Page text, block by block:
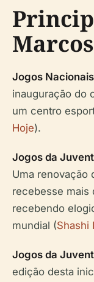
Jogos
inauguração do
um centro
Hoje).
Jogos da
Uma renovação
recebesse mais
recebendo
mundial (Shashi
Jogos da
edição desta